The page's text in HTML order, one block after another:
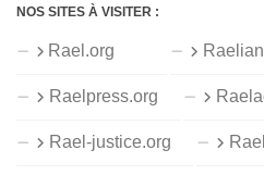
NOS SITES À VISITER :
Rael.org
Raelpress.org
Rael-justice.org